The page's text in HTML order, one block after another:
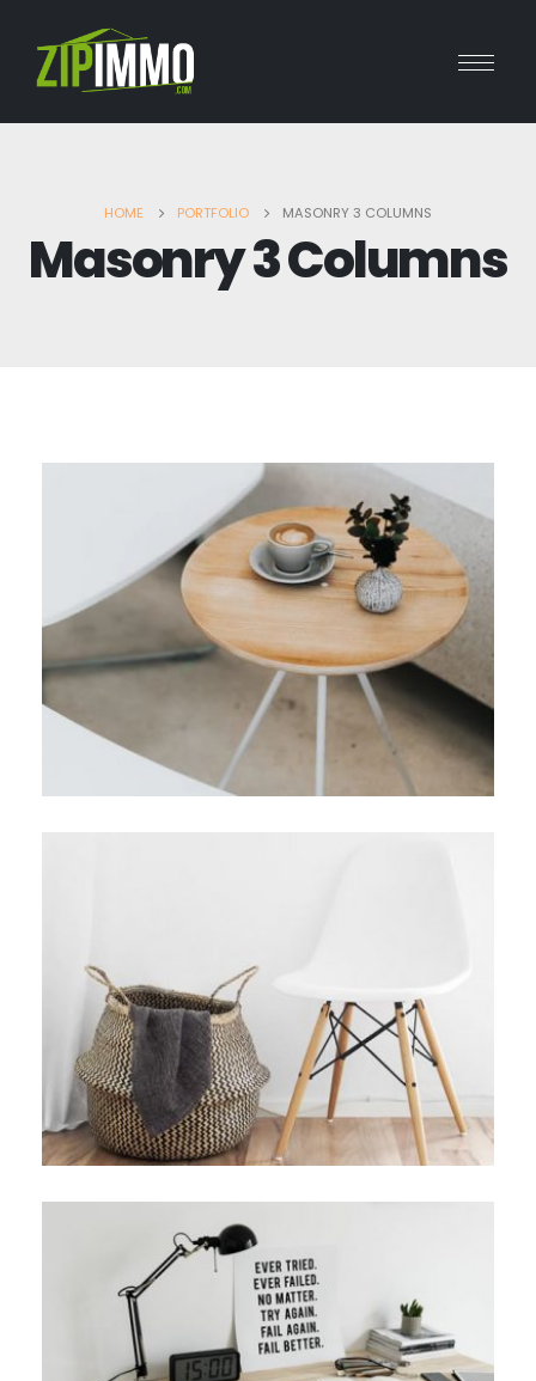
HOME PORTFOLIO MASONRY 3 COLUMNS
Masonry 3 Columns